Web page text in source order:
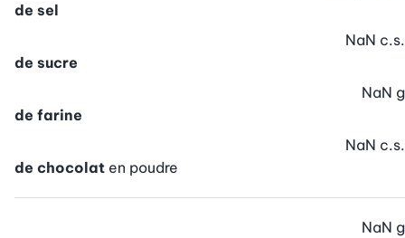
de sel
de sucre
NaN c.s.
de farine
NaN g
de chocolat en poudre
NaN c.s.
NaN g